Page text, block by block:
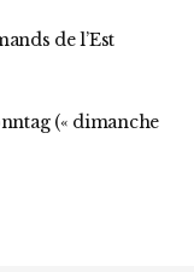
de l’Est
(« dimanche